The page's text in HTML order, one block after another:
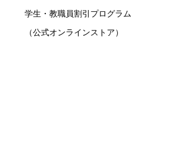
学生・教職員割引プログラム
（公式オンラインストア）